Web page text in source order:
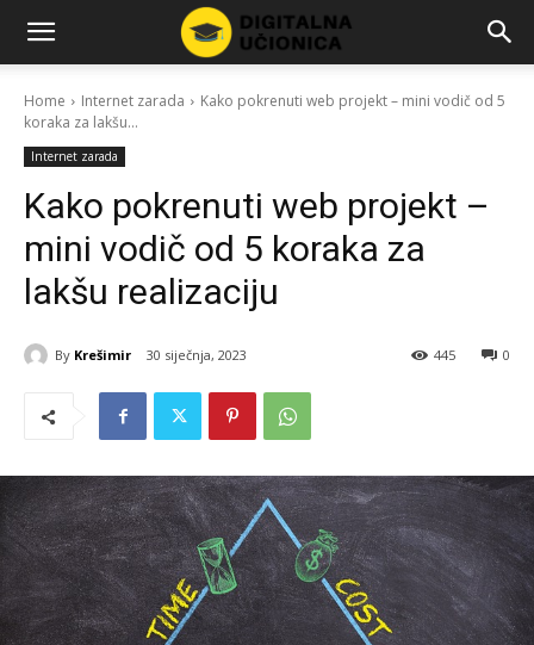
Home Internet zarada
Kako pokrenuti web projekt – mini vodič od 5
koraka za lakšu...
Internet zarada
Kako pokrenuti web projekt –
mini vodič od 5 koraka za
lakšu realizaciju
By Krešimir 30 siječnja, 2023 0
445